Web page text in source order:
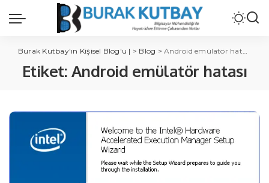
Burak Kutbay'ın Kişisel Blog'u | > Blog >Android emülatör hatası
Etiket: Android emülatör hatası